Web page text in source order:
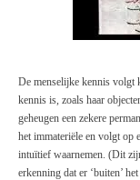
De menselijke kennis volgt
kennis is, zoals haar
geheugen een zekere
het immateriële en volgt op
intuïtief waarnemen. (Dit
erkenning dat er ‘buiten’